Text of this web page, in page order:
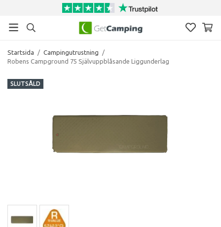
Startsida / Campingutrustning
/
Robens Campground 75 Självuppblåsande Liggunderlag
SLUTSÅLD